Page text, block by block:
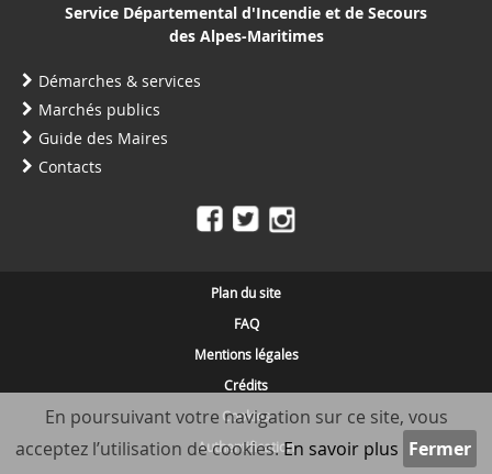
Service Départemental d'Incendie et de Secours
des Alpes-Maritimes
Démarches & services
Marchés publics
Guide des Maires
Contacts
Plan du site
FAQ
Mentions légales
Crédits
Cookies
Authentification
En poursuivant votre navigation sur ce site, vous
acceptez l’utilisation de cookies.En savoir plus